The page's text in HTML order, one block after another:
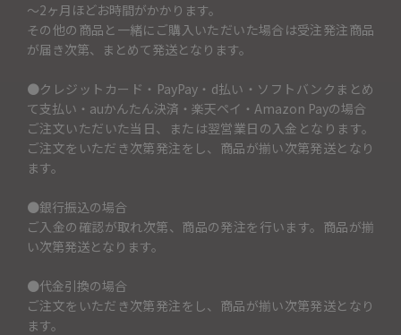
～2ヶ月ほどお時間がかかります。
その他の商品と一緒にご購入いただいた場合は受注発注商品
が届き次第、まとめて発送となります。
●クレジットカード・PayPay・d払い・ソフトバンクまとめ
て支払い・auかんたん決済・楽天ペイ・Amazon Payの場合
ご注文いただいた当日、または翌営業日の入金となります。
ご注文をいただき次第発注をし、商品が揃い次第発送となり
ます。
●銀行振込の場合
ご入金の確認が取れ次第、商品の発注を行います。商品が揃
い次第発送となります。
●代金引換の場合
ご注文をいただき次第発注をし、商品が揃い次第発送となり
ます。